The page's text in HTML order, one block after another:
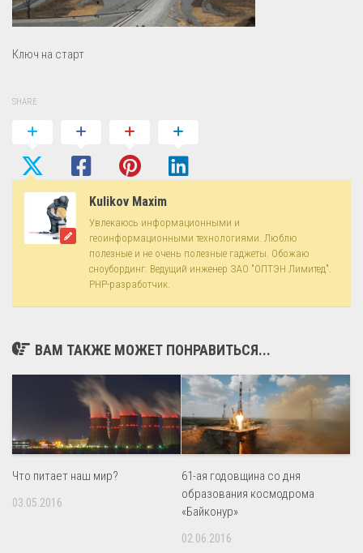
Ключ на старт
SHARE
Kulikov Maxim
Увлекаюсь информационными и
геоинформационными технологиями. Люблю
полезные и не очень полезные гаджеты. Обожаю
сноубординг. Ведущий инженер ЗАО "ОПТЭН Лимитед".
PHP-разработчик.
ВАМ ТАКЖЕ МОЖЕТ ПОНРАВИТЬСЯ...
Что питает наш мир?
03.05.2016
61-ая годовщина со дня
образования космодрома
«Байконур»
02.06.2016